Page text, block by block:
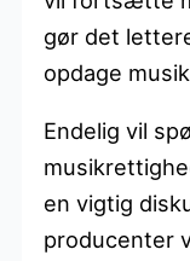
gør det
opdage
Endelig vil
en vigtig
producenter